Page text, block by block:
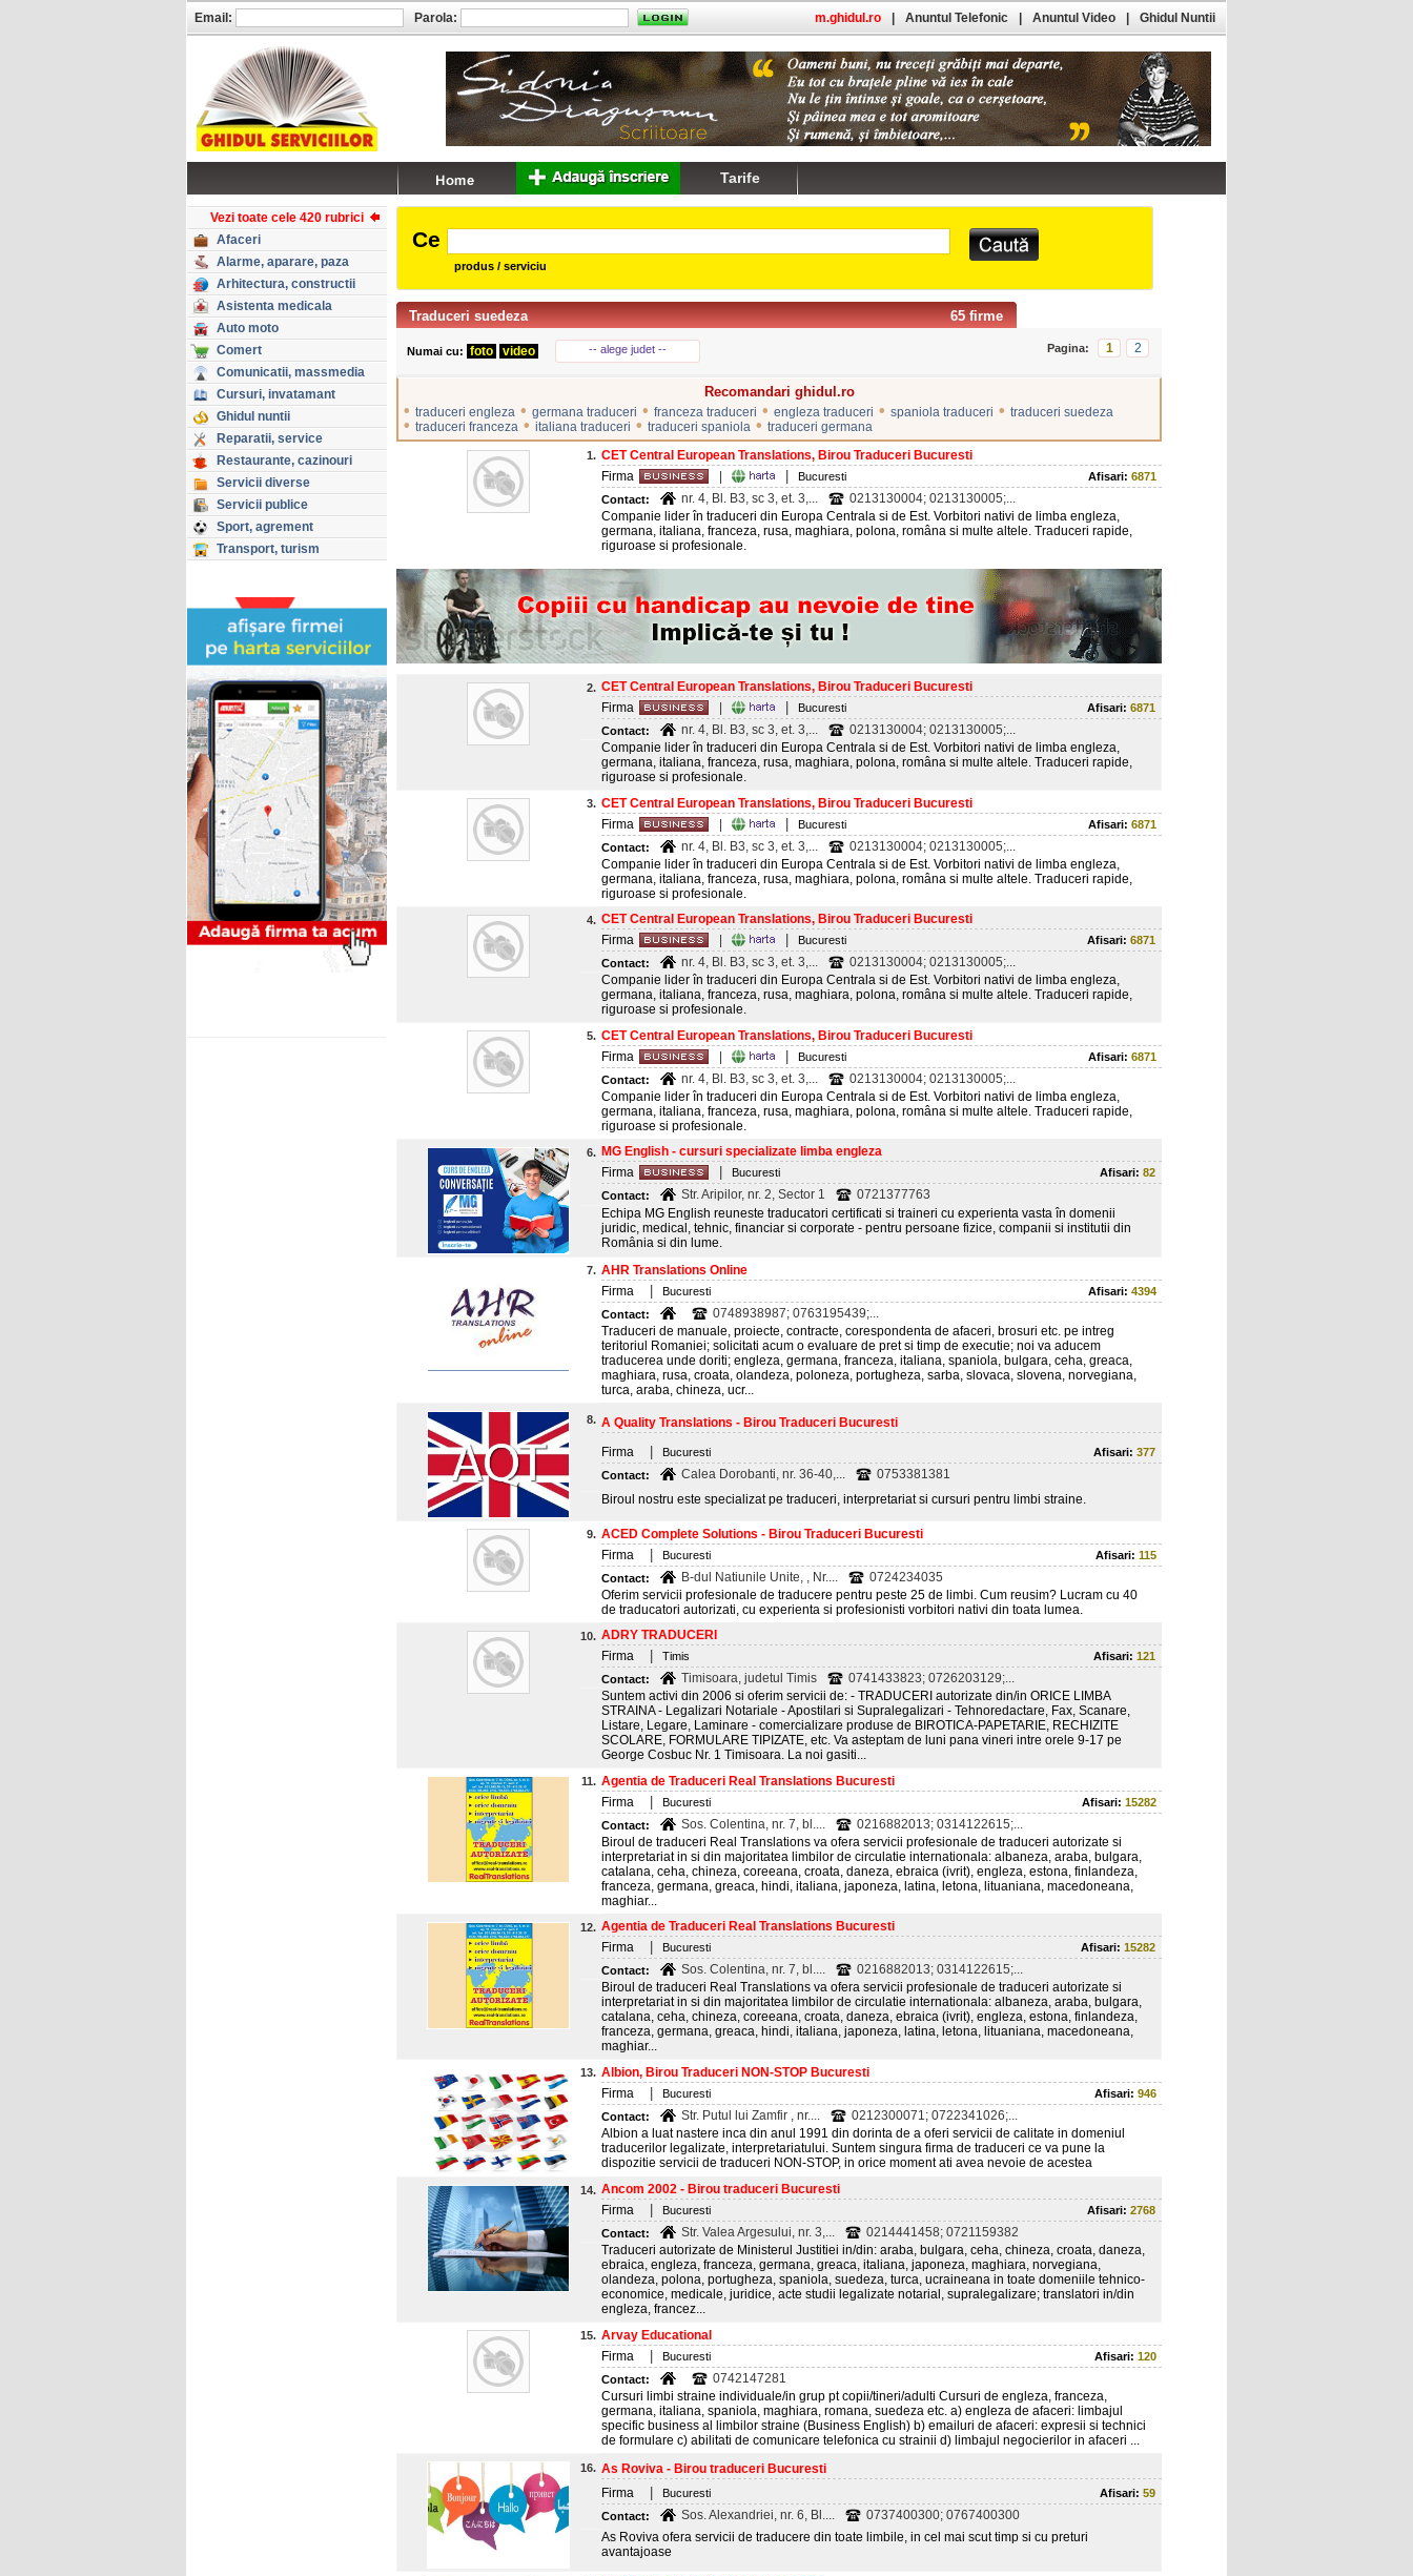
Vezi toate cele 420 rubrici
Afaceri
Alarme, aparare, paza
Arhitectura, constructii
Asistenta medicala
Auto moto
Comert
Comunicatii, massmedia
Cursuri, invatamant
Ghidul nuntii
Reparatii, service
Restaurante, cazinouri
Servicii diverse
Servicii publice
Sport, agrement
Transport, turism
Ce
produs / serviciu
65 firme
Traduceri suedeza
Numai cu: foto video -- alege judet -- Pagina: 1 2
Recomandari ghidul.ro
• traduceri engleza • germana traduceri • franceza traduceri • engleza traduceri • spaniola traduceri • traduceri suedeza
• traduceri franceza • italiana traduceri • traduceri spaniola • traduceri germana
1. CET Central European Translations, Birou Traduceri Bucuresti
Firma
Bucuresti Afisari: 6871
Contact:
nr. 4, Bl. B3, sc 3, et. 3,...
0213130004; 0213130005;...
Companie lider în traduceri din Europa Centrala si de Est. Vorbitori nativi de limba engleza,
germana, italiana, franceza, rusa, maghiara, polona, româna si multe altele. Traduceri rapide,
riguroase si profesionale.
2. CET Central European Translations, Birou Traduceri Bucuresti
Firma
Bucuresti Afisari: 6871
Contact:
nr. 4, Bl. B3, sc 3, et. 3,...
0213130004; 0213130005;...
Companie lider în traduceri din Europa Centrala si de Est. Vorbitori nativi de limba engleza,
germana, italiana, franceza, rusa, maghiara, polona, româna si multe altele. Traduceri rapide,
riguroase si profesionale.
3. CET Central European Translations, Birou Traduceri Bucuresti
Firma
Bucuresti Afisari: 6871
Contact:
nr. 4, Bl. B3, sc 3, et. 3,...
0213130004; 0213130005;...
Companie lider în traduceri din Europa Centrala si de Est. Vorbitori nativi de limba engleza,
germana, italiana, franceza, rusa, maghiara, polona, româna si multe altele. Traduceri rapide,
riguroase si profesionale.
4. CET Central European Translations, Birou Traduceri Bucuresti
Firma
Bucuresti Afisari: 6871
Contact:
nr. 4, Bl. B3, sc 3, et. 3,...
0213130004; 0213130005;...
Companie lider în traduceri din Europa Centrala si de Est. Vorbitori nativi de limba engleza,
germana, italiana, franceza, rusa, maghiara, polona, româna si multe altele. Traduceri rapide,
riguroase si profesionale.
5. CET Central European Translations, Birou Traduceri Bucuresti
Firma
Bucuresti Afisari: 6871
Contact:
nr. 4, Bl. B3, sc 3, et. 3,...
0213130004; 0213130005;...
Companie lider în traduceri din Europa Centrala si de Est. Vorbitori nativi de limba engleza,
germana, italiana, franceza, rusa, maghiara, polona, româna si multe altele. Traduceri rapide,
riguroase si profesionale.
6. MG English - cursuri specializate limba engleza
Firma
Bucuresti Afisari: 82
Contact:
Str. Aripilor, nr. 2, Sector 1
0721377763
Echipa MG English reuneste traducatori certificati si traineri cu experienta vasta în domenii
juridic, medical, tehnic, financiar si corporate - pentru persoane fizice, companii si institutii din
România si din lume.
7. AHR Translations Online
Firma
Bucuresti Afisari: 4394
Contact:
0748938987; 0763195439;...
Traduceri de manuale, proiecte, contracte, corespondenta de afaceri, brosuri etc. pe intreg
teritoriul Romaniei; solicitati acum o evaluare de pret si timp de executie; noi va aducem
traducerea unde doriti; engleza, germana, franceza, italiana, spaniola, bulgara, ceha, greaca,
maghiara, rusa, croata, olandeza, poloneza, portugheza, sarba, slovaca, slovena, norvegiana,
turca, araba, chineza, ucr...
8. A Quality Translations - Birou Traduceri Bucuresti
Firma
Bucuresti Afisari: 377
Contact:
Calea Dorobanti, nr. 36-40,...
0753381381
Biroul nostru este specializat pe traduceri, interpretariat si cursuri pentru limbi straine.
9. ACED Complete Solutions - Birou Traduceri Bucuresti
Firma
Bucuresti Afisari: 115
Contact:
B-dul Natiunile Unite, , Nr....
0724234035
Oferim servicii profesionale de traducere pentru peste 25 de limbi. Cum reusim? Lucram cu 40
de traducatori autorizati, cu experienta si profesionisti vorbitori nativi din toata lumea.
10. ADRY TRADUCERI
Firma
Timis Afisari: 121
Contact:
Timisoara, judetul Timis
0741433823; 0726203129;...
Suntem activi din 2006 si oferim servicii de: - TRADUCERI autorizate din/in ORICE LIMBA
STRAINA - Legalizari Notariale - Apostilari si Supralegalizari - Tehnoredactare, Fax, Scanare,
Listare, Legare, Laminare - comercializare produse de BIROTICA-PAPETARIE, RECHIZITE
SCOLARE, FORMULARE TIPIZATE, etc. Va asteptam de luni pana vineri intre orele 9-17 pe
George Cosbuc Nr. 1 Timisoara. La noi gasiti...
11. Agentia de Traduceri Real Translations Bucuresti
Firma
Bucuresti Afisari: 15282
Contact:
Sos. Colentina, nr. 7, bl....
0216882013; 0314122615;...
Biroul de traduceri Real Translations va ofera servicii profesionale de traduceri autorizate si
interpretariat in si din majoritatea limbilor de circulatie internationala: albaneza, araba, bulgara,
catalana, ceha, chineza, coreeana, croata, daneza, ebraica (ivrit), engleza, estona, finlandeza,
franceza, germana, greaca, hindi, italiana, japoneza, latina, letona, lituaniana, macedoneana,
maghiar...
12. Agentia de Traduceri Real Translations Bucuresti
Firma
Bucuresti Afisari: 15282
Contact:
Sos. Colentina, nr. 7, bl....
0216882013; 0314122615;...
Biroul de traduceri Real Translations va ofera servicii profesionale de traduceri autorizate si
interpretariat in si din majoritatea limbilor de circulatie internationala: albaneza, araba, bulgara,
catalana, ceha, chineza, coreeana, croata, daneza, ebraica (ivrit), engleza, estona, finlandeza,
franceza, germana, greaca, hindi, italiana, japoneza, latina, letona, lituaniana, macedoneana,
maghiar...
13. Albion, Birou Traduceri NON-STOP Bucuresti
Firma
Bucuresti Afisari: 946
Contact:
Str. Putul lui Zamfir , nr....
0212300071; 0722341026;...
Albion a luat nastere inca din anul 1991 din dorinta de a oferi servicii de calitate in domeniul
traducerilor legalizate, interpretariatului. Suntem singura firma de traduceri ce va pune la
dispozitie servicii de traduceri NON-STOP, in orice moment ati avea nevoie de acestea
14. Ancom 2002 - Birou traduceri Bucuresti
Firma
Bucuresti Afisari: 2768
Contact:
Str. Valea Argesului, nr. 3,...
0214441458; 0721159382
Traduceri autorizate de Ministerul Justitiei in/din: araba, bulgara, ceha, chineza, croata, daneza,
ebraica, engleza, franceza, germana, greaca, italiana, japoneza, maghiara, norvegiana,
olandeza, polona, portugheza, spaniola, suedeza, turca, ucraineana in toate domeniile tehnico-
economice, medicale, juridice, acte studii legalizate notarial, supralegalizare; translatori in/din
engleza, francez...
15. Arvay Educational
Firma
Bucuresti Afisari: 120
Contact:
0742147281
Cursuri limbi straine individuale/in grup pt copii/tineri/adulti Cursuri de engleza, franceza,
germana, italiana, spaniola, maghiara, romana, suedeza etc. a) engleza de afaceri: limbajul
specific business al limbilor straine (Business English) b) emailuri de afaceri: expresii si technici
de formulare c) abilitati de comunicare telefonica cu strainii d) limbajul negocierilor in afaceri ...
16. As Roviva - Birou traduceri Bucuresti
Firma
Bucuresti Afisari: 59
Contact:
Sos. Alexandriei, nr. 6, Bl....
0737400300; 0767400300
As Roviva ofera servicii de traducere din toate limbile, in cel mai scut timp si cu preturi
avantajoase
Email: Parola: m.ghidul.ro Anuntul Telefonic Anuntul Video Ghidul Nuntii
Tarife